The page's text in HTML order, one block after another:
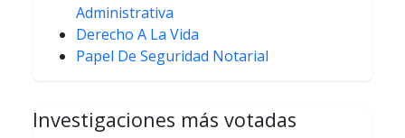
Administrativa
Derecho A La Vida
Papel De Seguridad Notarial
Investigaciones más votadas